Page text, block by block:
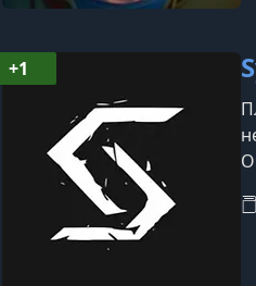
+1